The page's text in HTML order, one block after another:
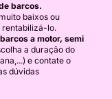
barcos.
baixos ou
rentabilizá-lo.
a motor, semi
a duração do
e contate o
dúvidas